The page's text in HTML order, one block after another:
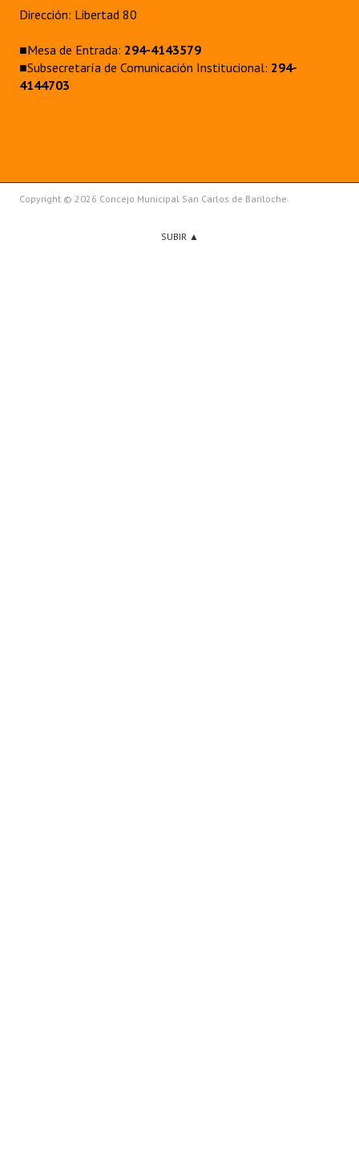
Dirección: Libertad 80
■Mesa de Entrada: 294-4143579
■Subsecretaría de Comunicación Institucional: 294-
4144703
Copyright © 2026 Concejo Municipal San Carlos de Bariloche.
SUBIR ▲